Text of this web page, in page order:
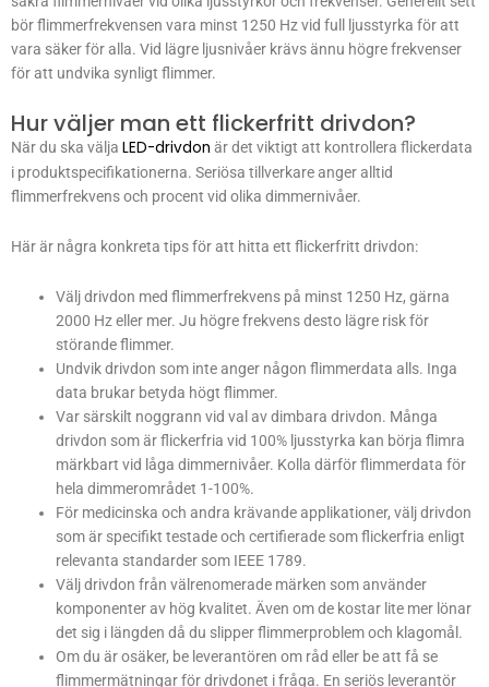
bör flimmerfrekvensen vara minst 1250 Hz vid full ljusstyrka för att
vara säker för alla. Vid lägre ljusnivåer krävs ännu högre frekvenser
för att undvika synligt flimmer.
Hur väljer man ett flickerfritt drivdon?
När du ska välja LED-drivdon är det viktigt att kontrollera flickerdata
i produktspecifikationerna. Seriösa tillverkare anger alltid
flimmerfrekvens och procent vid olika dimmernivåer.
Här är några konkreta tips för att hitta ett flickerfritt drivdon:
Välj drivdon med flimmerfrekvens på minst 1250 Hz, gärna
2000 Hz eller mer. Ju högre frekvens desto lägre risk för
störande flimmer.
Undvik drivdon som inte anger någon flimmerdata alls. Inga
data brukar betyda högt flimmer.
Var särskilt noggrann vid val av dimbara drivdon. Många
drivdon som är flickerfria vid 100% ljusstyrka kan börja flimra
märkbart vid låga dimmernivåer. Kolla därför flimmerdata för
hela dimmerområdet 1-100%.
För medicinska och andra krävande applikationer, välj drivdon
som är specifikt testade och certifierade som flickerfria enligt
relevanta standarder som IEEE 1789.
Välj drivdon från välrenomerade märken som använder
komponenter av hög kvalitet. Även om de kostar lite mer lönar
det sig i längden då du slipper flimmerproblem och klagomål.
Om du är osäker, be leverantören om råd eller be att få se
flimmermätningar för drivdonet i fråga. En seriös leverantör